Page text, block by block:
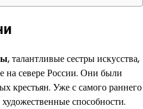
, талантливые сестры искусства,
на севере России. Они были
крестьян. Уже с самого раннего
способности.